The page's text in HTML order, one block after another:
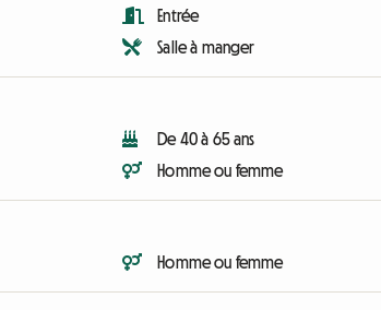
Entrée
Salle à manger
De 40 à 65 ans
Homme ou femme
Homme ou femme